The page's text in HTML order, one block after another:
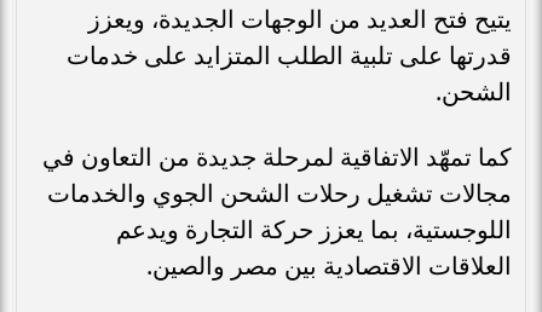
يتيح فتح العديد من الوجهات الجديدة، ويعزز
قدرتها على تلبية الطلب المتزايد على خدمات
الشحن.
كما تمهّد الاتفاقية لمرحلة جديدة من التعاون في
مجالات تشغيل رحلات الشحن الجوي والخدمات
اللوجستية، بما يعزز حركة التجارة ويدعم
العلاقات الاقتصادية بين مصر والصين.